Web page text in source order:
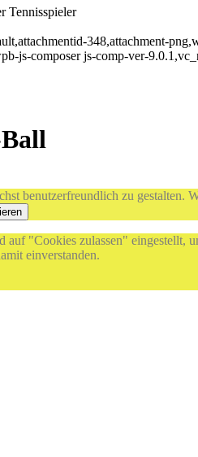
Tennisspieler
348,attachment-
js-composer js-comp-ver-
benutzerfreundlich zu gestalten.
"Cookies zulassen" eingestellt,
einverstanden.